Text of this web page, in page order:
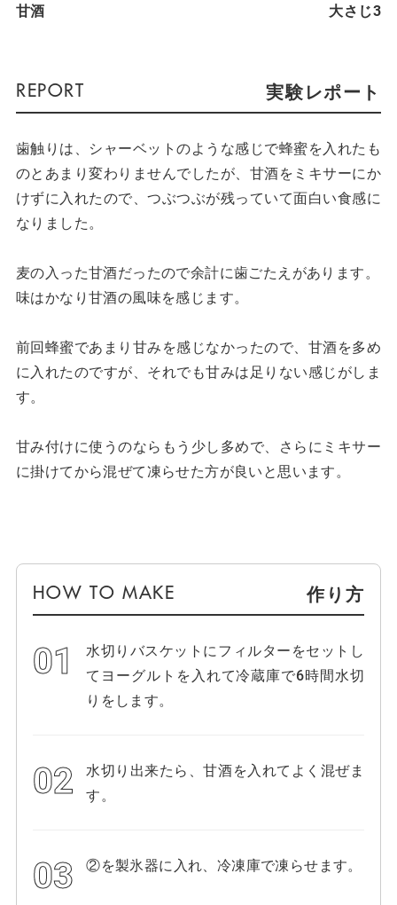
甘酒
大さじ3
実験レポート
歯触りは、シャーベットのような感じで蜂蜜を入れたも
のとあまり変わりませんでしたが、甘酒をミキサーにか
けずに入れたので、つぶつぶが残っていて面白い食感に
なりました。
麦の入った甘酒だったので余計に歯ごたえがあります。
味はかなり甘酒の風味を感じます。
前回蜂蜜であまり甘みを感じなかったので、甘酒を多め
に入れたのですが、それでも甘みは足りない感じがしま
す。
甘み付けに使うのならもう少し多めで、さらにミキサー
に掛けてから混ぜて凍らせた方が良いと思います。
作り方
水切りバスケットにフィルターをセットし
てヨーグルトを入れて冷蔵庫で6時間水切
りをします。
水切り出来たら、甘酒を入れてよく混ぜま
す。
②を製氷器に入れ、冷凍庫で凍らせます。